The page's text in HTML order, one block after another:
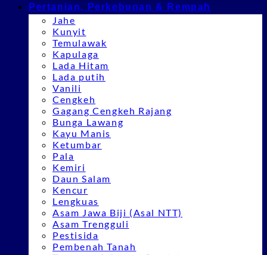
Pertanian, Perkebunan & Rempah
Jahe
Kunyit
Temulawak
Kapulaga
Lada Hitam
Lada putih
Vanili
Cengkeh
Gagang Cengkeh Rajang
Bunga Lawang
Kayu Manis
Ketumbar
Pala
Kemiri
Daun Salam
Kencur
Lengkuas
Asam Jawa Biji (Asal NTT)
Asam Trengguli
Pestisida
Pembenah Tanah